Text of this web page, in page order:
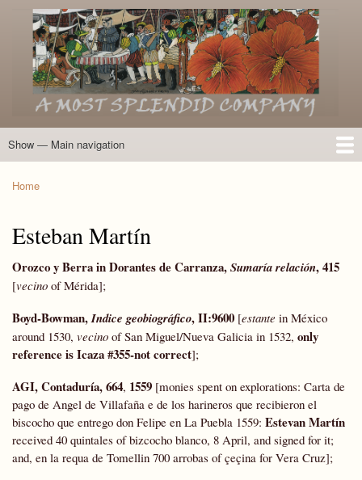
Skip
to
main
content
Main
Show — Main navigation
Home
Introduction
Members of the Expedition
Directory of Members
Other Key Players
Other Name Matches
Glossary
Bibliography
Maps
Photographs
About
Home
Esteban Martín
Orozco yBerrain Dorantes de Carranza,Sumaría relación, 415
[vecino of Mérida];
Boyd-Bowman,Indice geobiográfico, II:9600 [estante in México
around 1530, vecino of San Miguel/Nueva Galicia in 1532, only
reference is Icaza #355-not correct];
AGI, Contaduría, 664, 1559 [monies spent on explorations: Carta de
pago de Angel de Villafaña e de los harineros que recibieron el
biscocho que entrego don Felipe en La Puebla 1559: Estevan Martín
received 40 quintales of bizcocho blanco, 8 April, and signed for it;
and, en la requa de Tomellin 700 arrobas of çeçina for Vera Cruz];